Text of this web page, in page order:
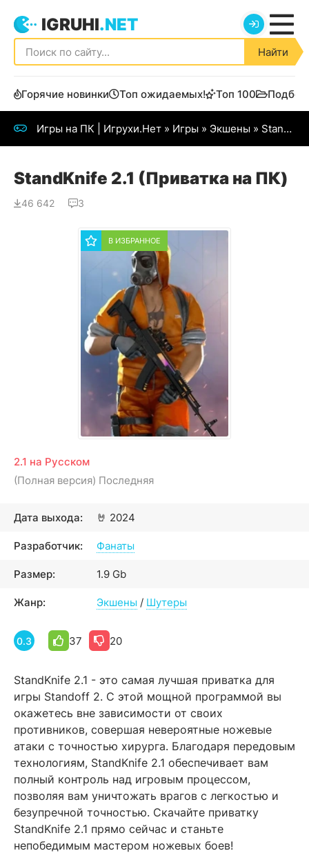
IGRUHI.NET
Найти
Горячие новинки Топ ожидаемых! Топ 100
Игры на ПК | Игрухи.Нет » Игры » Экшены » StandKnife 2.1
StandKnife 2.1 (Приватка на ПК)
46 642 3
В ИЗБРАННОЕ
2.1 на Русском
(Полная версия) Последняя
🤘
Дата выхода: 2024
Разработчик: Фанаты
Размер: 1.9 Gb
Жанр: Экшены / Шутеры
0.3 37 20
StandKnife 2.1 - это самая лучшая приватка для
игры Standoff 2. С этой мощной программой вы
окажетесь вне зависимости от своих
противников, совершая невероятные ножевые
атаки с точностью хирурга. Благодаря передовым
технологиям, StandKnife 2.1 обеспечивает вам
полный контроль над игровым процессом,
позволяя вам уничтожать врагов с легкостью и
безупречной точностью. Скачайте приватку
StandKnife 2.1 прямо сейчас и станьте
непобедимым мастером ножевых боев!